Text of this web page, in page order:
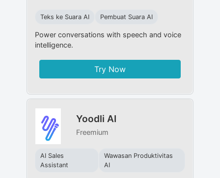
Teks ke Suara AI Pembuat Suara AI
Power conversations with speech and voice
intelligence.
Try Now
Yoodli AI
Freemium
AI Sales
Assistant
Wawasan Produktivitas
AI